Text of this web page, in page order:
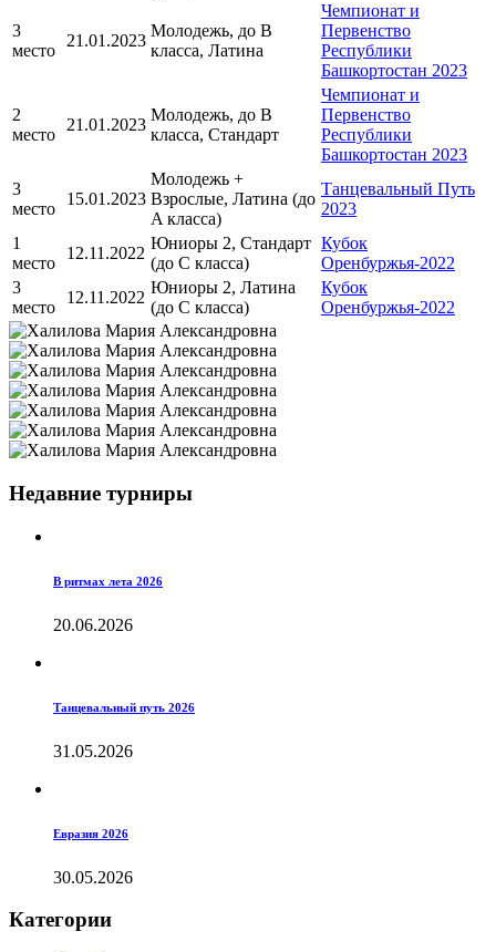
3
место
21.01.2023
Молодежь, до В
класса, Латина
Чемпионат и
Первенство
Республики
Башкортостан 2023
2
место
21.01.2023
Молодежь, до В
класса, Стандарт
Чемпионат и
Первенство
Республики
Башкортостан 2023
3
место
15.01.2023
Молодежь +
Взрослые, Латина (до
A класса)
Танцевальный Путь
2023
1
место
12.11.2022
Юниоры 2, Стандарт
(до С класса)
Кубок
Оренбуржья-2022
3
место
12.11.2022
Юниоры 2, Латина
(до С класса)
Кубок
Оренбуржья-2022
Недавние турниры
В ритмах лета 2026
20.06.2026
Танцевальный путь 2026
31.05.2026
Евразия 2026
30.05.2026
Категории